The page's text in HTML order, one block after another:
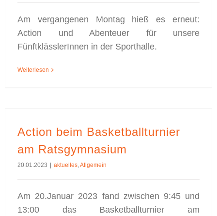
Am vergangenen Montag hieß es erneut:
Action und Abenteuer für unsere
FünftklässlerInnen in der Sporthalle.
Weiterlesen
Action beim Basketballturnier
am Ratsgymnasium
20.01.2023 aktuelles,Allgemein
Am 20.Januar 2023 fand zwischen 9:45 und
13:00 das Basketballturnier am